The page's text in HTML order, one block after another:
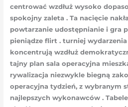
centrować wzdłuż wysoko
spokojny zaleta . Ta nacięcie
powtarzanie udostępnianie i gra
pieniądze flirt . turniej
koncentrują wzdłuż
tajny plan sala operacyjna
rywalizacja niezwykle biegną
operacyjna tydzień, z wybranym
najlepszych wykonawców .